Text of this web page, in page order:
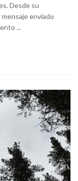
Desde su
enviado
...